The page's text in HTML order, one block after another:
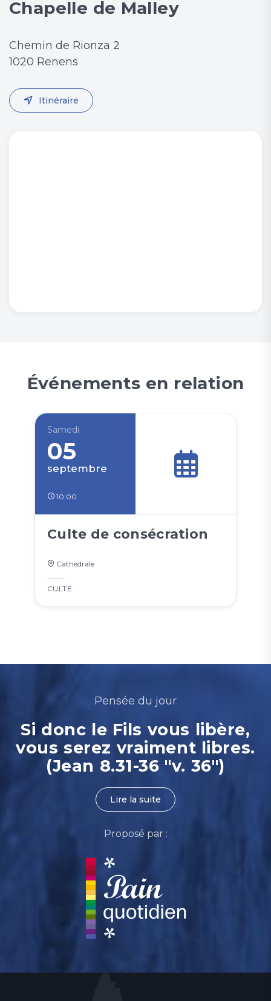
Chapelle de Malley
Chemin de Rionza 2
1020 Renens
Itinéraire
Événements en relation
Samedi
05
septembre
10:00
Culte de consécration
Cathédrale
CULTE
Pensée du jour
Si donc le Fils vous libère,
vous serez vraiment libres.
(Jean 8.31-36 "v. 36")
Lire la suite
Proposé par :